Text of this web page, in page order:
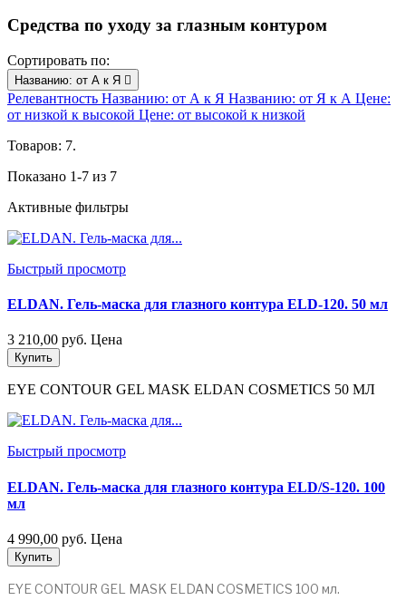
Средства по уходу за глазным контуром
Сортировать по:
Названию: от А к Я 
Релевантность Названию: от А к Я Названию: от Я к А Цене:
от низкой к высокой Цене: от высокой к низкой
Товаров: 7.
Показано 1-7 из 7
Активные фильтры
Быстрый просмотр
ELDAN. Гель-маска для глазного контура ELD-120. 50 мл
3 210,00 руб. Цена
Купить
EYE CONTOUR GEL MASK ELDAN COSMETICS 50 МЛ
Быстрый просмотр
ELDAN. Гель-маска для глазного контура ELD/S-120. 100
мл
4 990,00 руб. Цена
Купить
EYE CONTOUR GEL MASK ELDAN COSMETICS 100 мл.